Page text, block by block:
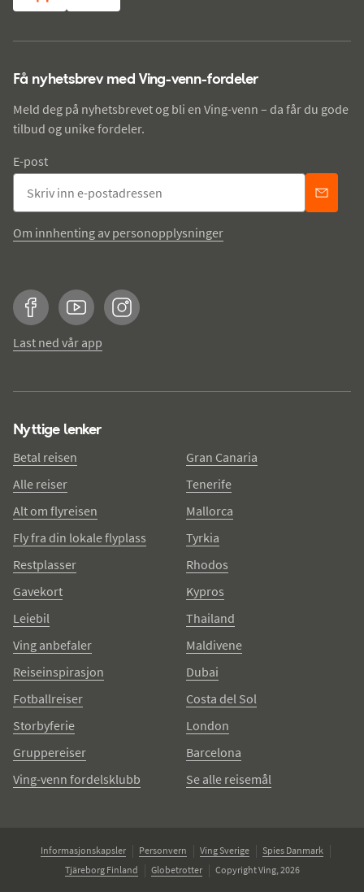
Få nyhetsbrev med Ving-venn-fordeler
Meld deg på nyhetsbrevet og bli en Ving-venn – da får du gode
tilbud og unike fordeler.
E-post
Om innhenting av personopplysninger
FacebookYouTubeInstagram
Last ned vår app
Nyttige lenker
Betal reisen
Alle reiser
Alt om flyreisen
Fly fra din lokale flyplass
Restplasser
Gavekort
Leiebil
Ving anbefaler
Reiseinspirasjon
Fotballreiser
Storbyferie
Gruppereiser
Ving-venn fordelsklubb
Gran Canaria
Tenerife
Mallorca
Tyrkia
Rhodos
Kypros
Thailand
Maldivene
Dubai
Costa del Sol
London
Barcelona
Se alle reisemål
Informasjonskapsler Personvern Ving Sverige
Spies Danmark
Tjäreborg Finland
Globetrotter Copyright Ving, 2026